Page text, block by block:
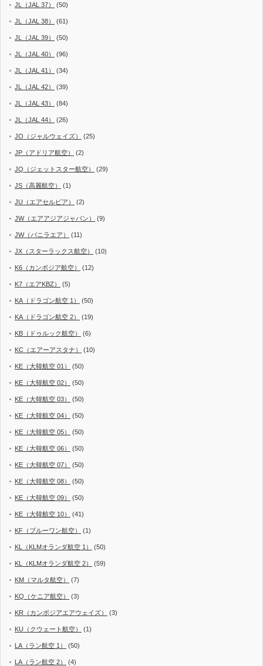
JL（JAL 37） (50)
JL（JAL 38） (61)
JL（JAL 39） (50)
JL（JAL 40） (96)
JL（JAL 41） (34)
JL（JAL 42） (39)
JL（JAL 43） (84)
JL（JAL 44） (26)
JO（ジャルウェイズ） (25)
JP（アドリア航空） (2)
JQ（ジェットスター航空） (29)
JS（高麗航空） (1)
JU（エアセルビア） (2)
JW（エアアジアジャパン） (9)
JW（バニラエア） (11)
JX（スターラックス航空） (10)
K6（カンボジア航空） (12)
K7（エアKBZ） (5)
KA（ドラゴン航空 1） (50)
KA（ドラゴン航空 2） (19)
KB（ドゥルック航空） (6)
KC（エアーアスタナ） (10)
KE（大韓航空 01） (50)
KE（大韓航空 02） (50)
KE（大韓航空 03） (50)
KE（大韓航空 04） (50)
KE（大韓航空 05） (50)
KE（大韓航空 06） (50)
KE（大韓航空 07） (50)
KE（大韓航空 08） (50)
KE（大韓航空 09） (50)
KE（大韓航空 10） (41)
KF（ブルーワン航空） (1)
KL（KLMオランダ航空 1） (50)
KL（KLMオランダ航空 2） (59)
KM（マルタ航空） (7)
KQ（ケニア航空） (3)
KR（カンボジアエアウェイズ） (3)
KU（クウェート航空） (1)
LA（ラン航空 1） (50)
LA（ラン航空 2） (4)